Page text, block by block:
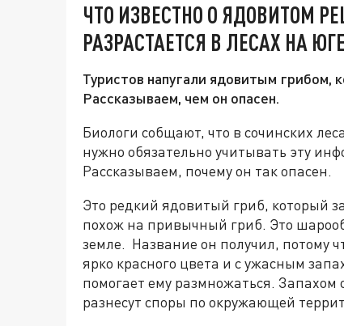
ЧТО ИЗВЕСТНО О ЯДОВИТОМ
РАЗРАСТАЕТСЯ В ЛЕСАХ НА
Туристов напугали ядовитым грибом,
Рассказываем, чем он опасен.
Биологи собщают, что в сочинских
нужно обязательно учитывать эту
Рассказываем, почему он так опасен.
Это редкий ядовитый гриб, который
похож на привычный гриб. Это
земле. Название он получил, потому
ярко красного цвета и с ужасным
помогает ему размножаться. Запахом
разнесут споры по окружающей